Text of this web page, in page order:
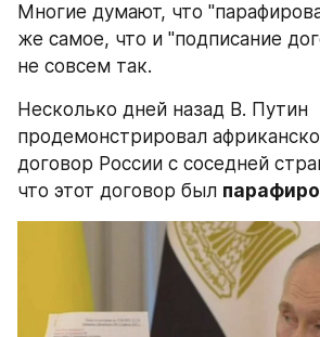
Многие думают, что
же самое, что и "подписание
не совсем так.
Несколько дней назад В. Путин
продемонстрировал
договор России с соседней
что этот договор был